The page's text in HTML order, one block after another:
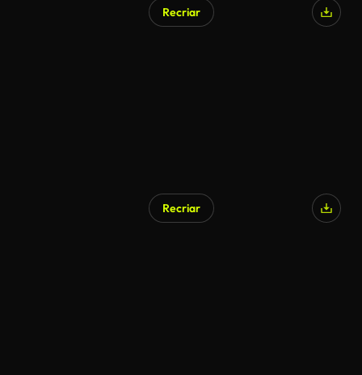
Recriar
Recriar